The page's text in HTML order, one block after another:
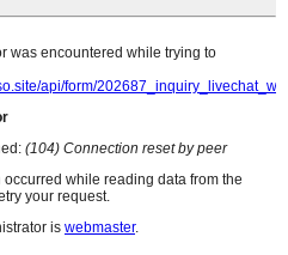
Telugu
Ukrainian
Urdu
Welsh
Xhosa
Yiddish